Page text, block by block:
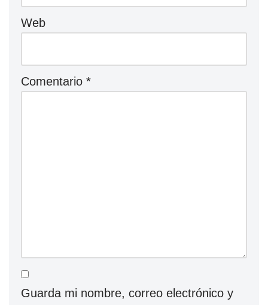
Web
Comentario *
Guarda mi nombre, correo electrónico y